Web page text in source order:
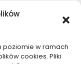
poziomie w ramach
cookies. Pliki